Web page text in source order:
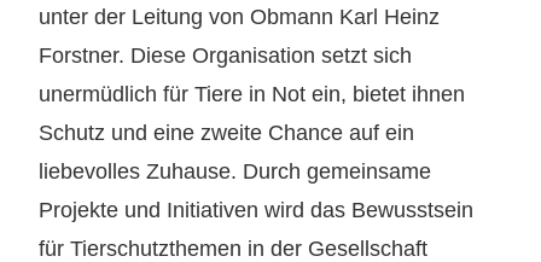
unter der Leitung von Obmann Karl Heinz
Forstner. Diese Organisation setzt sich
unermüdlich für Tiere in Not ein, bietet ihnen
Schutz und eine zweite Chance auf ein
liebevolles Zuhause. Durch gemeinsame
Projekte und Initiativen wird das Bewusstsein
für Tierschutzthemen in der Gesellschaft